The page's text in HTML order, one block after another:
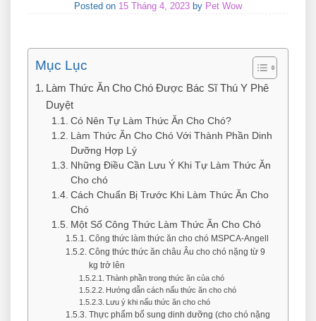
Posted on 15 Tháng 4, 2023 by Pet Wow
Mục Lục
Làm Thức Ăn Cho Chó Được Bác Sĩ Thú Y Phê
Duyệt
Có Nên Tự Làm Thức Ăn Cho Chó?
Làm Thức Ăn Cho Chó Với Thành Phần Dinh
Dưỡng Hợp Lý
Những Điều Cần Lưu Ý Khi Tự Làm Thức Ăn
Cho chó
Cách Chuẩn Bị Trước Khi Làm Thức Ăn Cho
Chó
Một Số Công Thức Làm Thức Ăn Cho Chó
Công thức làm thức ăn cho chó MSPCA-Angell
Công thức thức ăn châu Âu cho chó nặng từ 9
kg trở lên
Thành phần trong thức ăn của chó
Hướng dẫn cách nấu thức ăn cho chó
Lưu ý khi nấu thức ăn cho chó
Thực phẩm bổ sung dinh dưỡng (cho chó nặng